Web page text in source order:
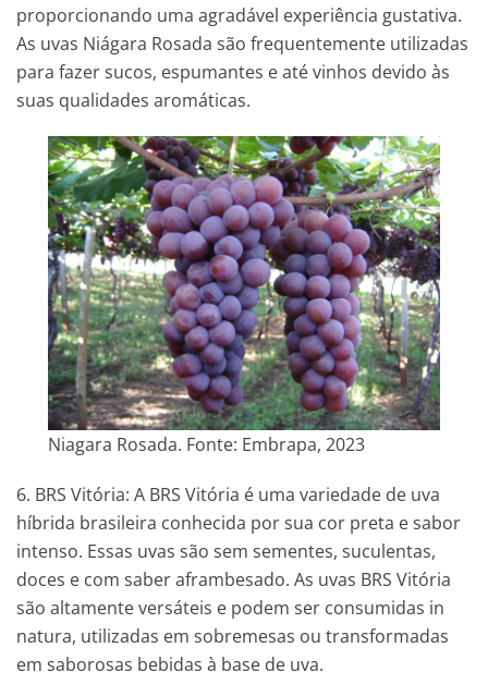
proporcionando uma agradável experiência gustativa.
As uvas Niágara Rosada são frequentemente utilizadas
para fazer sucos, espumantes e até vinhos devido às
suas qualidades aromáticas.
Niagara Rosada. Fonte: Embrapa, 2023
6. BRS Vitória: A BRS Vitória é uma variedade de uva
híbrida brasileira conhecida por sua cor preta e sabor
intenso. Essas uvas são sem sementes, suculentas,
doces e com saber aframbesado. As uvas BRS Vitória
são altamente versáteis e podem ser consumidas in
natura, utilizadas em sobremesas ou transformadas
em saborosas bebidas à base de uva.